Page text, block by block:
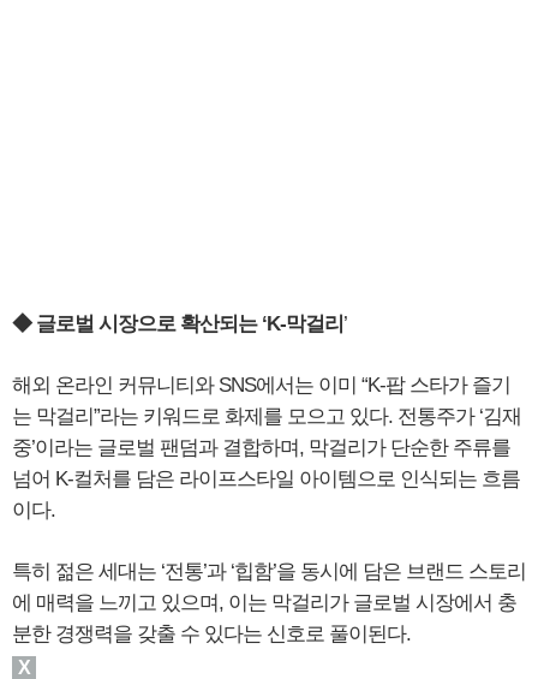
◆ 글로벌 시장으로 확산되는 ‘K-막걸리 ’
해외 온라인 커뮤니티와 SNS에서는 이미 “K-팝 스타가 즐기
는 막걸리”라는 키워드로 화제를 모으고 있다. 전통주가 ‘김재
중’이라는 글로벌 팬덤과 결합하며, 막걸리가 단순한 주류를
넘어 K-컬처를 담은 라이프스타일 아이템으로 인식되는 흐름
이다.
특히 젊은 세대는 ‘전통’과 ‘힙함’을 동시에 담은 브랜드 스토리
에 매력을 느끼고 있으며, 이는 막걸리가 글로벌 시장에서 충
분한 경쟁력을 갖출 수 있다는 신호로 풀이된다.
X